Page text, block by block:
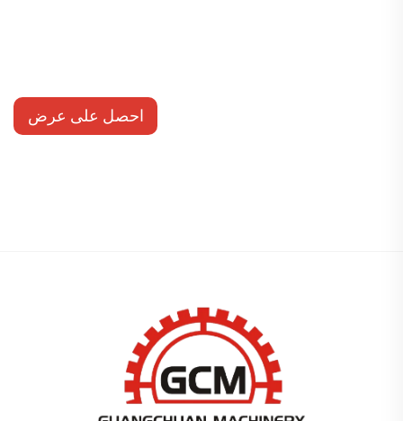
احصل على عرض